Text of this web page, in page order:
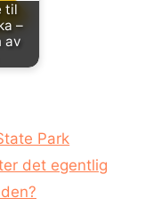
til
–
av
Park
det egentlig